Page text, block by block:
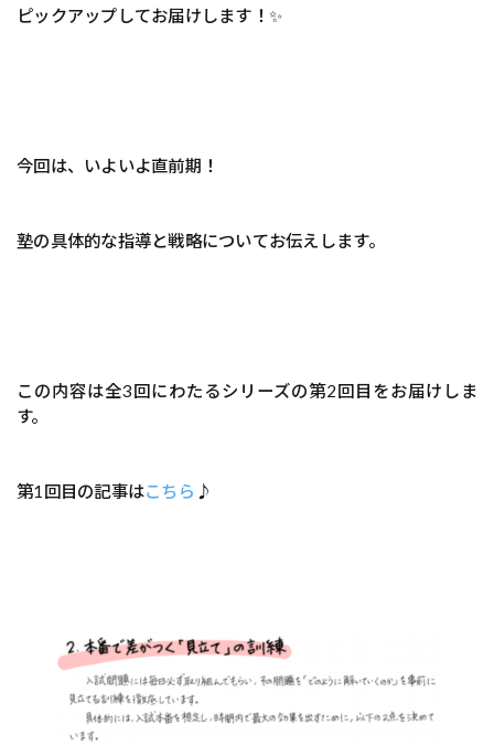
ピックアップしてお届けします！✨
今回は、いよいよ直前期！
塾の具体的な指導と戦略についてお伝えします。
この内容は全3回にわたるシリーズの第2回目をお届けしま
す。
第1回目の記事はこちら ♪